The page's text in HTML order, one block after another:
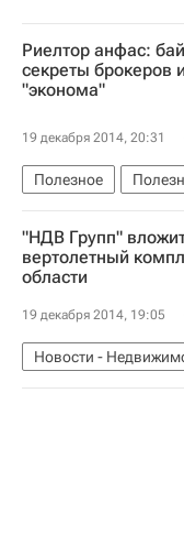
Риелтор анфас:
секреты брокеров
"эконома"
19 декабря 2014, 20:31
Полезное
"НДВ Групп"
вертолетный
области
19 декабря 2014, 19:05
Новости -
Александр